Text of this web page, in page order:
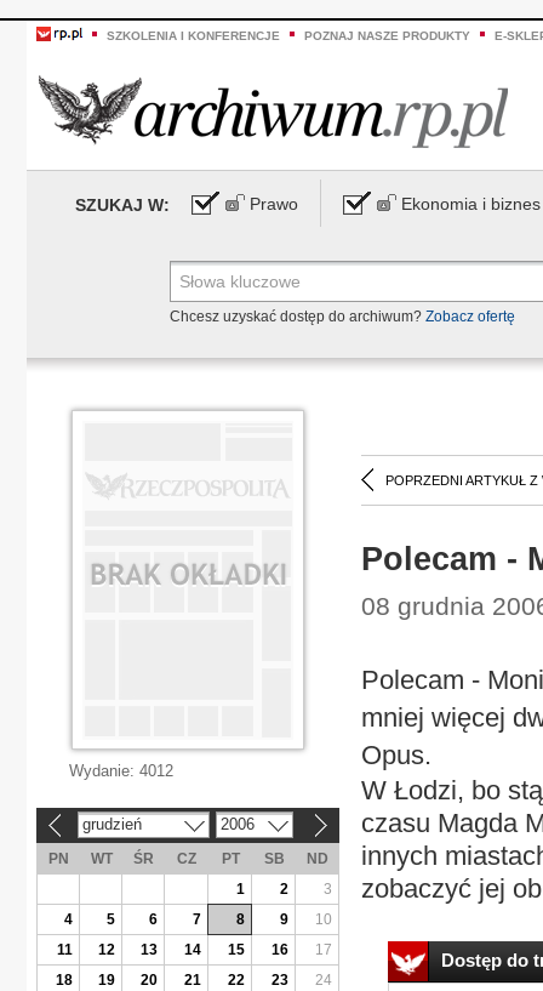
SZKOLENIA I KONFERENCJE POZNAJ NASZE PRODUKTY E-
SZUKAJ W: Prawo Ekonomia i biznes
Chcesz uzyskać dostęp do archiwum? Zobacz ofertę
POPRZEDNI ARTYKUŁ Z
Polecam -
08 grudnia
Polecam -
mniej więcej
Opus.
W Łodzi, bo
czasu Magda
innych
zobaczyć jej
Dostęp do
Wydanie: 4012
grudzień 2006
PN WT ŚR CZ PT SB
ND
1
2
3
4
5 6 7 8 9
10
11
12 13 14 15 16
17
18
19 20 21 22 23
24